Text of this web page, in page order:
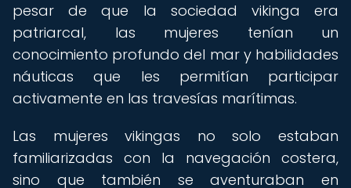
pesar de que la sociedad vikinga era
patriarcal, las mujeres tenían un
conocimiento profundo del mar y habilidades
náuticas que les permitían participar
activamente en las travesías marítimas.
Las mujeres vikingas no solo estaban
familiarizadas con la navegación costera,
sino que también se aventuraban en